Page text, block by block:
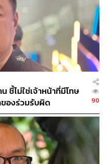
การในการประสานความ
วยงานภาครัฐ ภาคเอกชน
าชน ในการแก้ไขปัญหา
พื่อให้การขับเคลื่อน
ละปราบปรามการทุจริตสู่
ป็นรูปธรรม และเพื่อยก
ทุจริตของประเทศไทย
CPI)
บเปลี่ยนวิธีการทำงานของ
ญาต และการให้บริการ
จิทัล รวมทั้งเสนอแนะ
ยลำดับรองให้ทันสมัย
ข้อมูล ชี้แจง หรือส่ง
ชี้ไม่ใช่เจ้าหน้าที่มีโทษ
องร่วมรับผิด
90